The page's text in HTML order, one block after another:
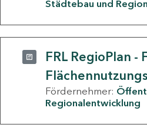
Städtebau und
FRL RegioPlan
Fördernehmer:
Regionalentwicklung